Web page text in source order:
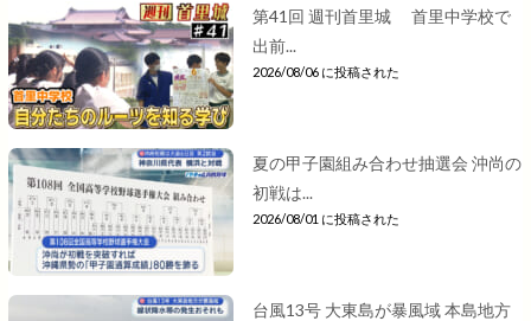
第41回 週刊首里城 首里中学校で
出前...
2026/08/06 に投稿された
夏の甲子園組み合わせ抽選会 沖尚の
初戦は...
2026/08/01 に投稿された
台風13号 大東島が暴風域 本島地方